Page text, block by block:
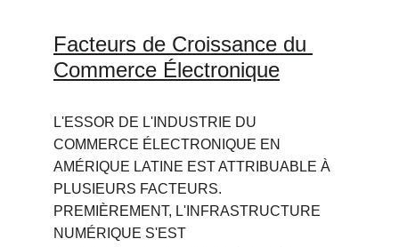
Facteurs de Croissance du
Commerce Électronique
L'ESSOR DE L'INDUSTRIE DU
COMMERCE ÉLECTRONIQUE EN
AMÉRIQUE LATINE EST ATTRIBUABLE À
PLUSIEURS FACTEURS.
PREMIÈREMENT, L'INFRASTRUCTURE
NUMÉRIQUE S'EST